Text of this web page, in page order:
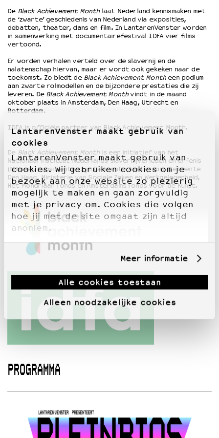
LantarenVenster maakt gebruik van
cookies
LantarenVenster maakt gebruik van
cookies. Wij gebruiken cookies om je
bezoek aan onze website zo plezierig
mogelijk te maken en gaan zorgvuldig
met je privacy om. Cookies die volgen
hoe jij met de site omgaat zijn altijd
anoniem.
Meer informatie
Alle cookies toestaan
Alleen noodzakelijke cookies
OVER LANTARENVENSTER
Wat we doen
Werken bij
Wie is wie
Word vriend
Historie
Partners
Huisregels
Integriteits- en gedragscode
Duurzaamheid
Culturele boycot Israël
Ruimte voor artistieke vrijheid – VNPF
De Black Achievement Monthlaat Nederland kennismaken met
de ‘zwarte’ geschiedenis van Nederland via exposities,
debatten, theater, dans en film. In LantarenVenster worden
in samenwerking met documentairefestival IDFA vier films
vertoond.
Er worden verhalen verteld over de slavernij en de
nalatenschap hiervan, maar er wordt ook gekeken naar de
toekomst. Zo biedt de Black Achievement Montheen podium
aan zwarte rolmodellen en de bijzondere prestaties die zij
leveren. De Black Achievement Monthvindt in de maand
oktober plaats in Amsterdam, Den Haag, Utrecht en
Rotterdam.
IDFA is officiële partner van Black Achievement Month.
De Black Achievement Monthis een initiatief van het
Nationaal instituut Nederlands slavernijverleden en erfenis
(NiNsee). Subsidiënten zijn Gemeente Amsterdam, Gemeente
Den Haag, Ministerie van Sociale Zaken en Werkgelegenheid,
Het Mondriaan Fonds en Amsterdams Fonds voor de Kunst.
PROGRAMMA